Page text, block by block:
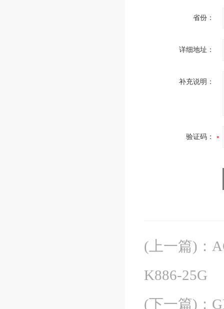
省份：
详细地址：
补充说明：
验证码：
(上一篇) ：
K886-25G
(下一篇) ：